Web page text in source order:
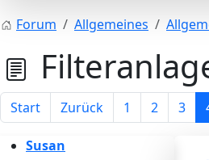
Forum Allgemeines
Start Zurück 1 2 3
Susan